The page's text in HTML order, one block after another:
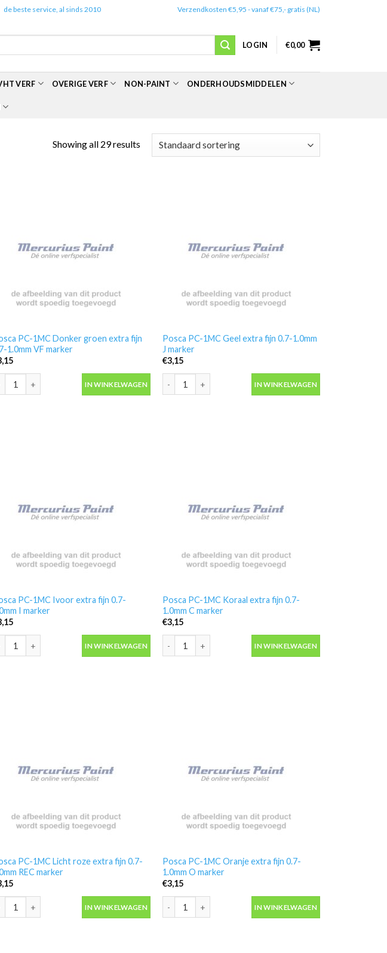
de beste service, al sinds 2010 Verzendkosten €5,95 - vanaf €75,- gratis (NL)
LOGIN €0,00
VERF OVERIGE VERF NON-PAINT ONDERHOUDSMIDDELEN
Showing all 29 results
marker aantal
PC-1MC Donker groen extra fijn
1.0mm VF marker
PC-1MC Donker groen extra fijn 0.7-1.0mm VF marker aantal
IN WINKELWAGEN
Posca PC-1MC Geel extra fijn 0.7-1.0mm
J marker
€3,15
Posca PC-1MC Geel extra fijn 0.7-1.0mm J marker aantal
IN WINKELWAGEN
aantal
PC-1MC Ivoor extra fijn 0.7-
I marker
PC-1MC Ivoor extra fijn 0.7-1.0mm I marker aantal
IN WINKELWAGEN
Posca PC-1MC Koraal extra fijn 0.7-
1.0mm C marker
€3,15
Posca PC-1MC Koraal extra fijn 0.7-1.0mm C marker aantal
IN WINKELWAGEN
GA marker aantal
PC-1MC Licht roze extra fijn 0.7-
REC marker
PC-1MC Licht roze extra fijn 0.7-1.0mm REC marker aantal
IN WINKELWAGEN
Posca PC-1MC Oranje extra fijn 0.7-
1.0mm O marker
€3,15
Posca PC-1MC Oranje extra fijn 0.7-1.0mm O marker aantal
IN WINKELWAGEN